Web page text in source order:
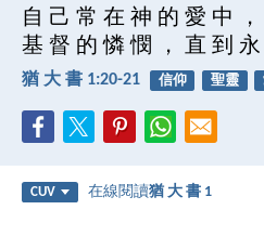
自 己 常 在 神 的 愛 中
基 督 的 憐 憫 ， 直 到 永
猶 大 書 1:20-21 信仰 聖靈
CUV 在線閱讀猶 大 書 1